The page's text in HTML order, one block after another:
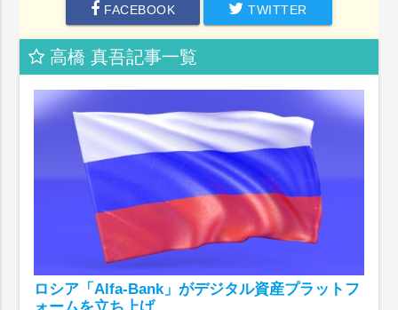
FACEBOOK TWITTER
高橋 真吾記事一覧
ロシア「Alfa-Bank」がデジタル資産プラットフ